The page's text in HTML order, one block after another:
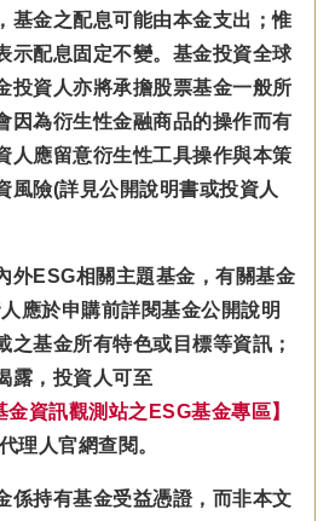
基金之配息可能由本金支出；惟
示配息固定不變。基金投資全球
投資人亦將承擔股票基金一般所
因為衍生性金融商品的操作而有
人應留意衍生性工具操作與本策
風險(詳見公開說明書或投資人
外ESG相關主題基金，有關基金
應於申購前詳閱基金公開說明
之基金所有特色或目標等資訊；
露，投資人可至
資訊觀測站之ESG基金專區】
理人官網查閱。
持有基金受益憑證，而非本文